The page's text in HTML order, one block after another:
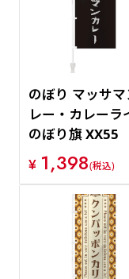
のぼり マッサマ
レー・カレーラ
のぼり旗 XX55
¥ 1,398(税込)